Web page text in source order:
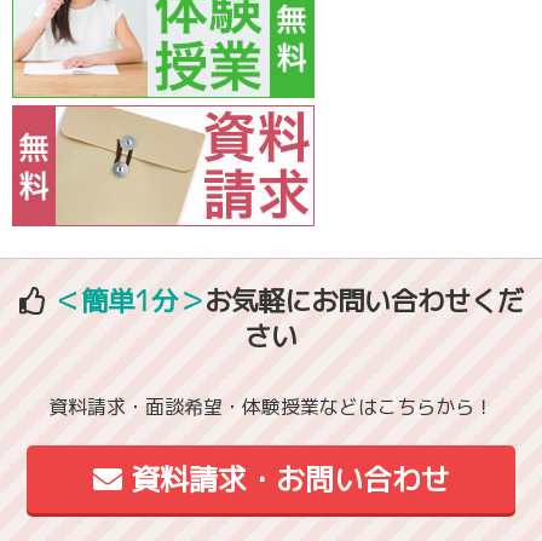
＜簡単1分＞お気軽にお問い合わせくだ
さい
資料請求・面談希望・体験授業などはこちらから！
資料請求・お問い合わせ